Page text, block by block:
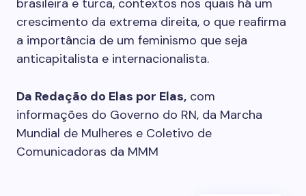
brasileira e turca, contextos nos quais há um
crescimento da extrema direita, o que reafirma
a importância de um feminismo que seja
anticapitalista e internacionalista.
Da Redação do Elas por Elas, com
informações do Governo do RN, da Marcha
Mundial de Mulheres e Coletivo de
Comunicadoras da MMM